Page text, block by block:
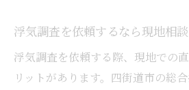
浮気調査を依頼するなら現地相
浮気調査を依頼する際、現地での
リットがあります。四街道市の総